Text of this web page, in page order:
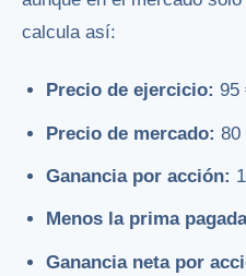
calcula así:
Precio de ejercicio: 95
Precio de mercado: 80
Ganancia por acción:
Menos la prima
Ganancia neta por